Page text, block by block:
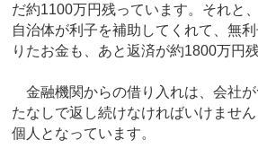
だ約1100万円残っています。それと
自治体が利子を補助してくれて、無
りたお金も、あと返済が約1800万円
金融機関からの借り入れは、会社
たなしで返し続けなければいけませ
個人となっています。